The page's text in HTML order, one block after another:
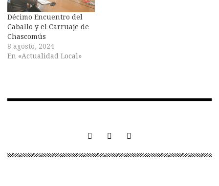
Décimo Encuentro del
Caballo y el Carruaje de
Chascomús
8 agosto, 2024
En «Actualidad Local»